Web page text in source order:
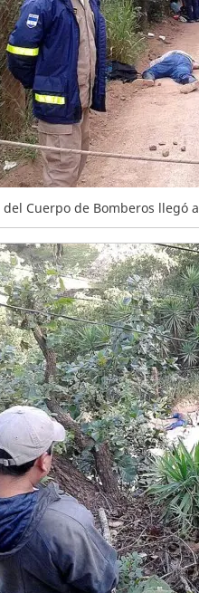
Cuerpo de Bomberos llegó